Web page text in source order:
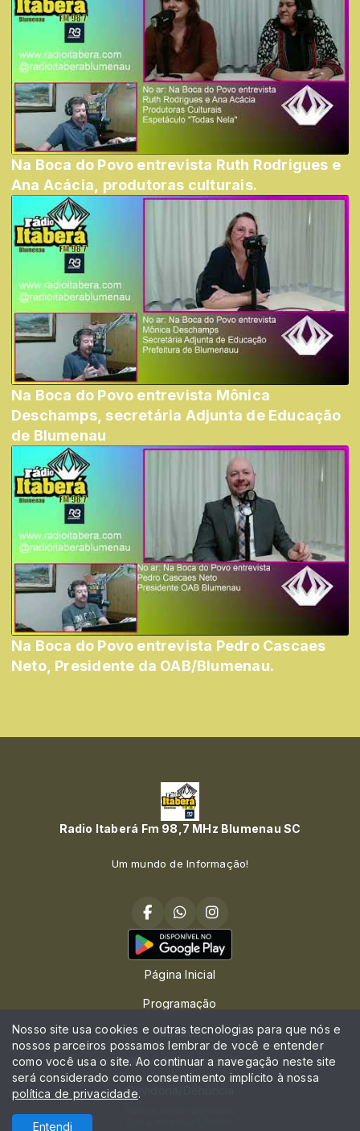
Na Boca do Povo entrevista Ruth Rodrigues e
Ana Acácia, produtoras culturais.
Na Boca do Povo entrevista Mônica
Deschamps, secretária Adjunta de Educação
de Blumenau
Na Boca do Povo entrevista Pedro Cascaes
Neto, Presidente da OAB/Blumenau.
Radio Itaberá Fm 98,7 MHz Blumenau SC
Um mundo de Informação!
Página Inicial
Programação
Contato
Política de privacidade
Ouvidoria/Denúncia
Nosso site usa cookies e outras tecnologias para que nós e
nossos parceiros possamos lembrar de você e entender
como você usa o site. Ao continuar a navegação neste site
será considerado como consentimento implícito à nossa
política de privacidade.
Entendi